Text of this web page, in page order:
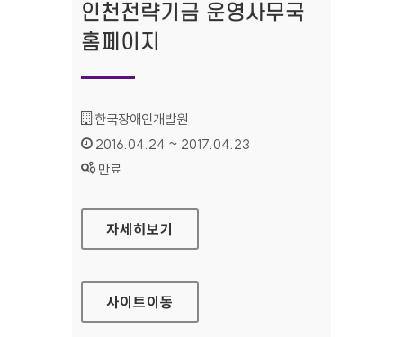
인천전략기금 운영사무국
홈페이지
기관명 :
한국장애인개발원
인증기간 :
2016.04.24 ~ 2017.04.23
상태 :
만료
인천전략기금 운영사무국 홈페이지
자세히보기
사이트이동